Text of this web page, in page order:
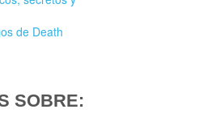
de Death
SOBRE: